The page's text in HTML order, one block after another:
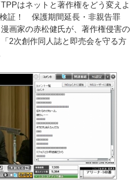
はネットと著作権をどう変えよ
証！ 保護期間延長・非親告罪
画家の赤松健氏が、著作権侵害の
2次創作同人誌と即売会を守る方